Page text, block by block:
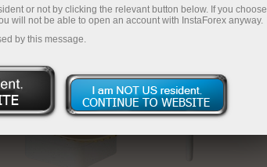
or not by clicking the relevant button below. If you choose
will not be able to open an account with InstaForex anyway.
by this message.